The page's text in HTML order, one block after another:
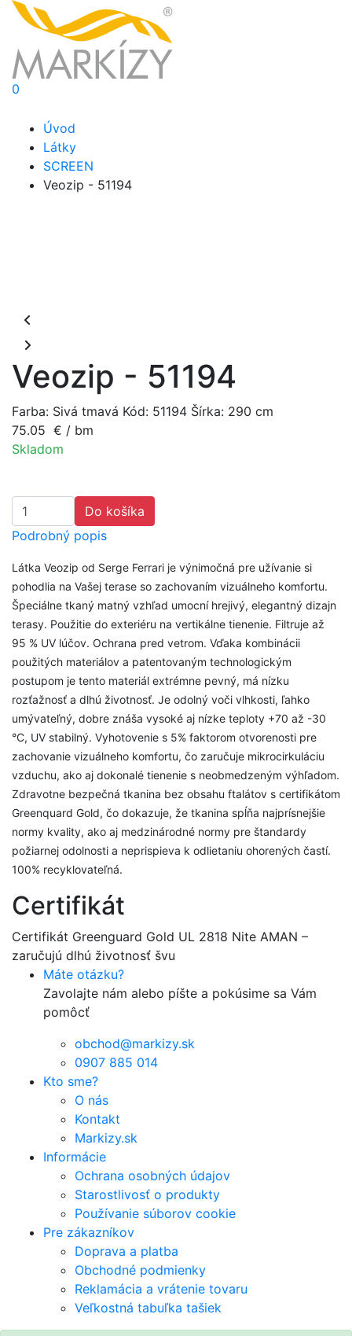
0
Úvod
Látky
SCREEN
Veozip - 51194
Veozip - 51194
Farba: Sivá tmavá Kód: 51194 Šírka: 290 cm
75.05 € / bm
Skladom
Do košíka
Podrobný popis
Látka Veozip od Serge Ferrari je výnimočná pre užívanie si
pohodlia na Vašej terase so zachovaním vizuálneho komfortu.
Špeciálne tkaný matný vzhľad umocní hrejivý, elegantný dizajn
terasy. Použitie do exteriéru na vertikálne tienenie. Filtruje až
95 % UV lúčov. Ochrana pred vetrom. Vďaka kombinácii
použitých materiálov a patentovaným technologickým
postupom je tento materiál extrémne pevný, má nízku
rozťažnosť a dlhú životnosť. Je odolný voči vlhkosti, ľahko
umývateľný, dobre znáša vysoké aj nízke teploty +70 až -30
°C, UV stabilný. Vyhotovenie s 5% faktorom otvorenosti pre
zachovanie vizuálneho komfortu, čo zaručuje mikrocirkuláciu
vzduchu, ako aj dokonalé tienenie s neobmedzeným výhľadom.
Zdravotne bezpečná tkanina bez obsahu ftalátov s certifikátom
Greenquard Gold, čo dokazuje, že tkanina spĺňa najprísnejšie
normy kvality, ako aj medzinárodné normy pre štandardy
požiarnej odolnosti a neprispieva k odlietaniu ohorených častí.
100% recyklovateľná.
Certifikát
Certifikát Greenguard Gold UL 2818 Nite AMAN –
zaručujú dlhú životnosť švu
Máte otázku?
Zavolajte nám alebo píšte a pokúsime sa Vám
pomôcť
obchod@markizy.sk
0907 885 014
Kto sme?
O nás
Kontakt
Markizy.sk
Informácie
Ochrana osobných údajov
Starostlivosť o produkty
Používanie súborov cookie
Pre zákazníkov
Doprava a platba
Obchodné podmienky
Reklamácia a vrátenie tovaru
Veľkostná tabuľka tašiek